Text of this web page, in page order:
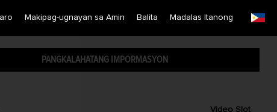
Makipag-ugnayan sa Amin Balita Madalas Itanong
Traditional Chinese
Phillipines
PANGKALAHATANG IMPORMASYON
Video Slot